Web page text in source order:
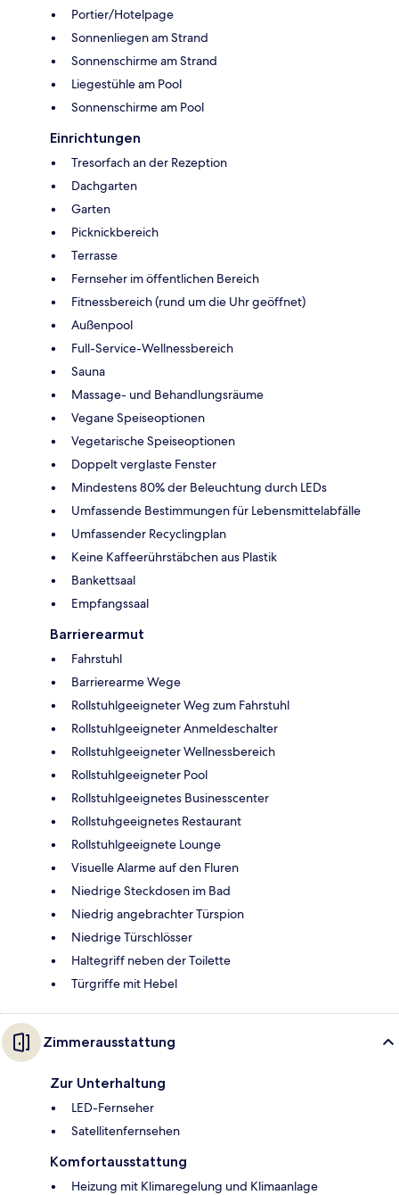
Portier/Hotelpage
Sonnenliegen am Strand
Sonnenschirme am Strand
Liegestühle am Pool
Sonnenschirme am Pool
Einrichtungen
Tresorfach an der Rezeption
Dachgarten
Garten
Picknickbereich
Terrasse
Fernseher im öffentlichen Bereich
Fitnessbereich (rund um die Uhr geöffnet)
Außenpool
Full-Service-Wellnessbereich
Sauna
Massage- und Behandlungsräume
Vegane Speiseoptionen
Vegetarische Speiseoptionen
Doppelt verglaste Fenster
Mindestens 80% der Beleuchtung durch LEDs
Umfassende Bestimmungen für Lebensmittelabfälle
Umfassender Recyclingplan
Keine Kaffeerührstäbchen aus Plastik
Bankettsaal
Empfangssaal
Barrierearmut
Fahrstuhl
Barrierearme Wege
Rollstuhlgeeigneter Weg zum Fahrstuhl
Rollstuhlgeeigneter Anmeldeschalter
Rollstuhlgeeigneter Wellnessbereich
Rollstuhlgeeigneter Pool
Rollstuhlgeeignetes Businesscenter
Rollstuhgeeignetes Restaurant
Rollstuhlgeeignete Lounge
Visuelle Alarme auf den Fluren
Niedrige Steckdosen im Bad
Niedrig angebrachter Türspion
Niedrige Türschlösser
Haltegriff neben der Toilette
Türgriffe mit Hebel
Zimmerausstattung
Zur Unterhaltung
LED-Fernseher
Satellitenfernsehen
Komfortausstattung
Heizung mit Klimaregelung und Klimaanlage